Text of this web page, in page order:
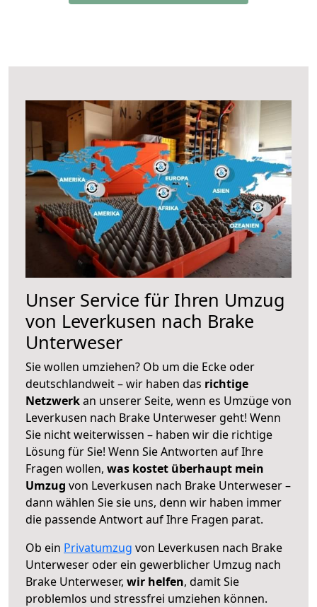
Unser Service für Ihren Umzug
von Leverkusen nach Brake
Unterweser
Sie wollen umziehen? Ob um die Ecke oder
deutschlandweit – wir haben das richtige
Netzwerkan unserer Seite, wenn es Umzüge von
Leverkusen nach Brake Unterweser geht! Wenn
Sie nicht weiterwissen – haben wir die richtige
Lösung für Sie! Wenn Sie Antworten auf Ihre
Fragen wollen, was kostet überhaupt mein
Umzug von Leverkusen nach Brake Unterweser –
dann wählen Sie sie uns, denn wir haben immer
die passende Antwort auf Ihre Fragen parat.
Ob ein Privatumzug von Leverkusen nach Brake
Unterweser oder ein gewerblicher Umzug nach
Brake Unterweser, wir helfen, damit Sie
problemlos und stressfrei umziehen können.